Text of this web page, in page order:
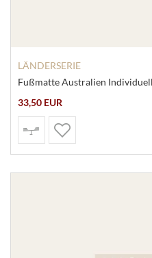
LÄNDERSERIE
Fußmatte Australien Individuell
33,50 EUR